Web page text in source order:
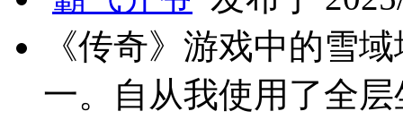
《传奇》游戏中的雪
一。自从我使用了全